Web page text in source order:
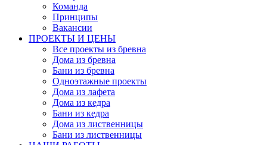
Команда
Принципы
Вакансии
ПРОЕКТЫ И ЦЕНЫ
Все проекты из бревна
Дома из бревна
Бани из бревна
Одноэтажные проекты
Дома из лафета
Дома из кедра
Бани из кедра
Дома из лиственницы
Бани из лиственницы